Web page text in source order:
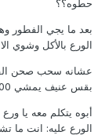
حطوه؟؟
بعد ما يجي الفطور
الورع بالأكل وشوي
عشانه سحب صحن
بقس عنيف يمشي 200 لأخوه الثاني!! لأنه سرق فسحته؟؟
أبوه يتكلم معه يا
الورع عليه: انت